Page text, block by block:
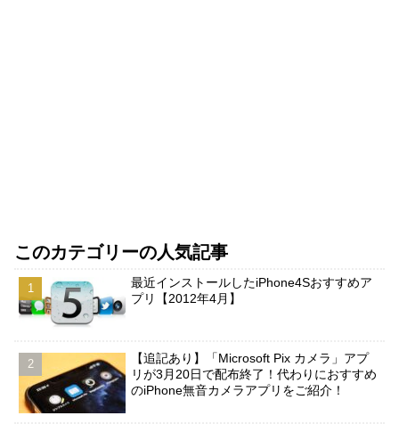
このカテゴリーの人気記事
最近インストールしたiPhone4Sおすすめア
プリ【2012年4月】
【追記あり】「Microsoft Pix カメラ」アプ
リが3月20日で配布終了！代わりにおすすめ
のiPhone無音カメラアプリをご紹介！